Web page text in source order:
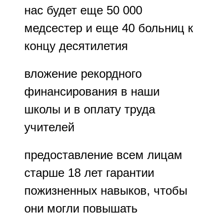
нас будет еще 50 000
медсестер и еще 40 больниц к
концу десятилетия
вложение рекордного
финансирования в наши
школы и в оплату труда
учителей
предоставление всем лицам
старше 18 лет гарантии
пожизненных навыков, чтобы
они могли повышать